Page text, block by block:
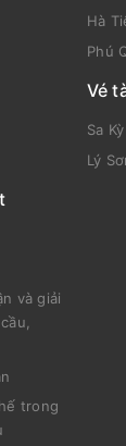
Hà
Phú
Vé
Sa
Lý
và giải
trong